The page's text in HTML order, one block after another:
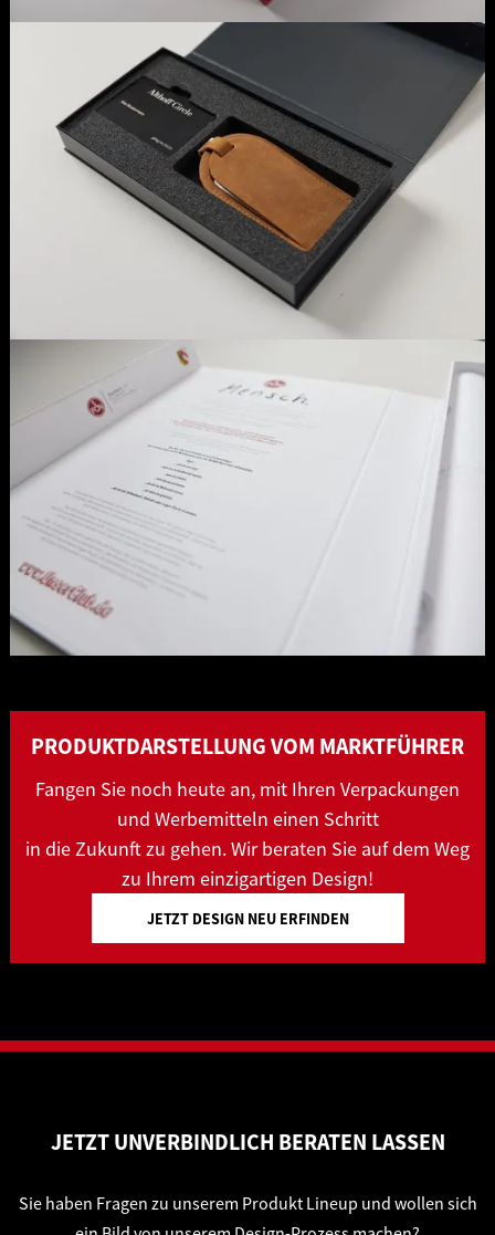
PRODUKTDARSTELLUNG VOM MARKTFÜHRER
Fangen Sie noch heute an, mit Ihren Verpackungen
und Werbemitteln einen Schritt
in die Zukunft zu gehen. Wir beraten Sie auf dem Weg
zu Ihrem einzigartigen Design!
JETZT DESIGN NEU ERFINDEN
JETZT UNVERBINDLICH BERATEN LASSEN
Sie haben Fragen zu unserem Produkt Lineup und wollen sich